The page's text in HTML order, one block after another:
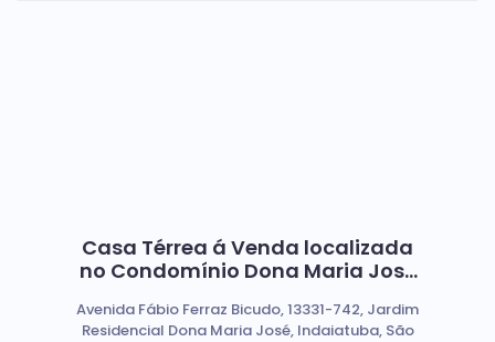
Casa Térrea á Venda localizada
no Condomínio Dona Maria José
Avenida Fábio Ferraz Bicudo, 13331-742, Jardim
Residencial Dona Maria José, Indaiatuba, São